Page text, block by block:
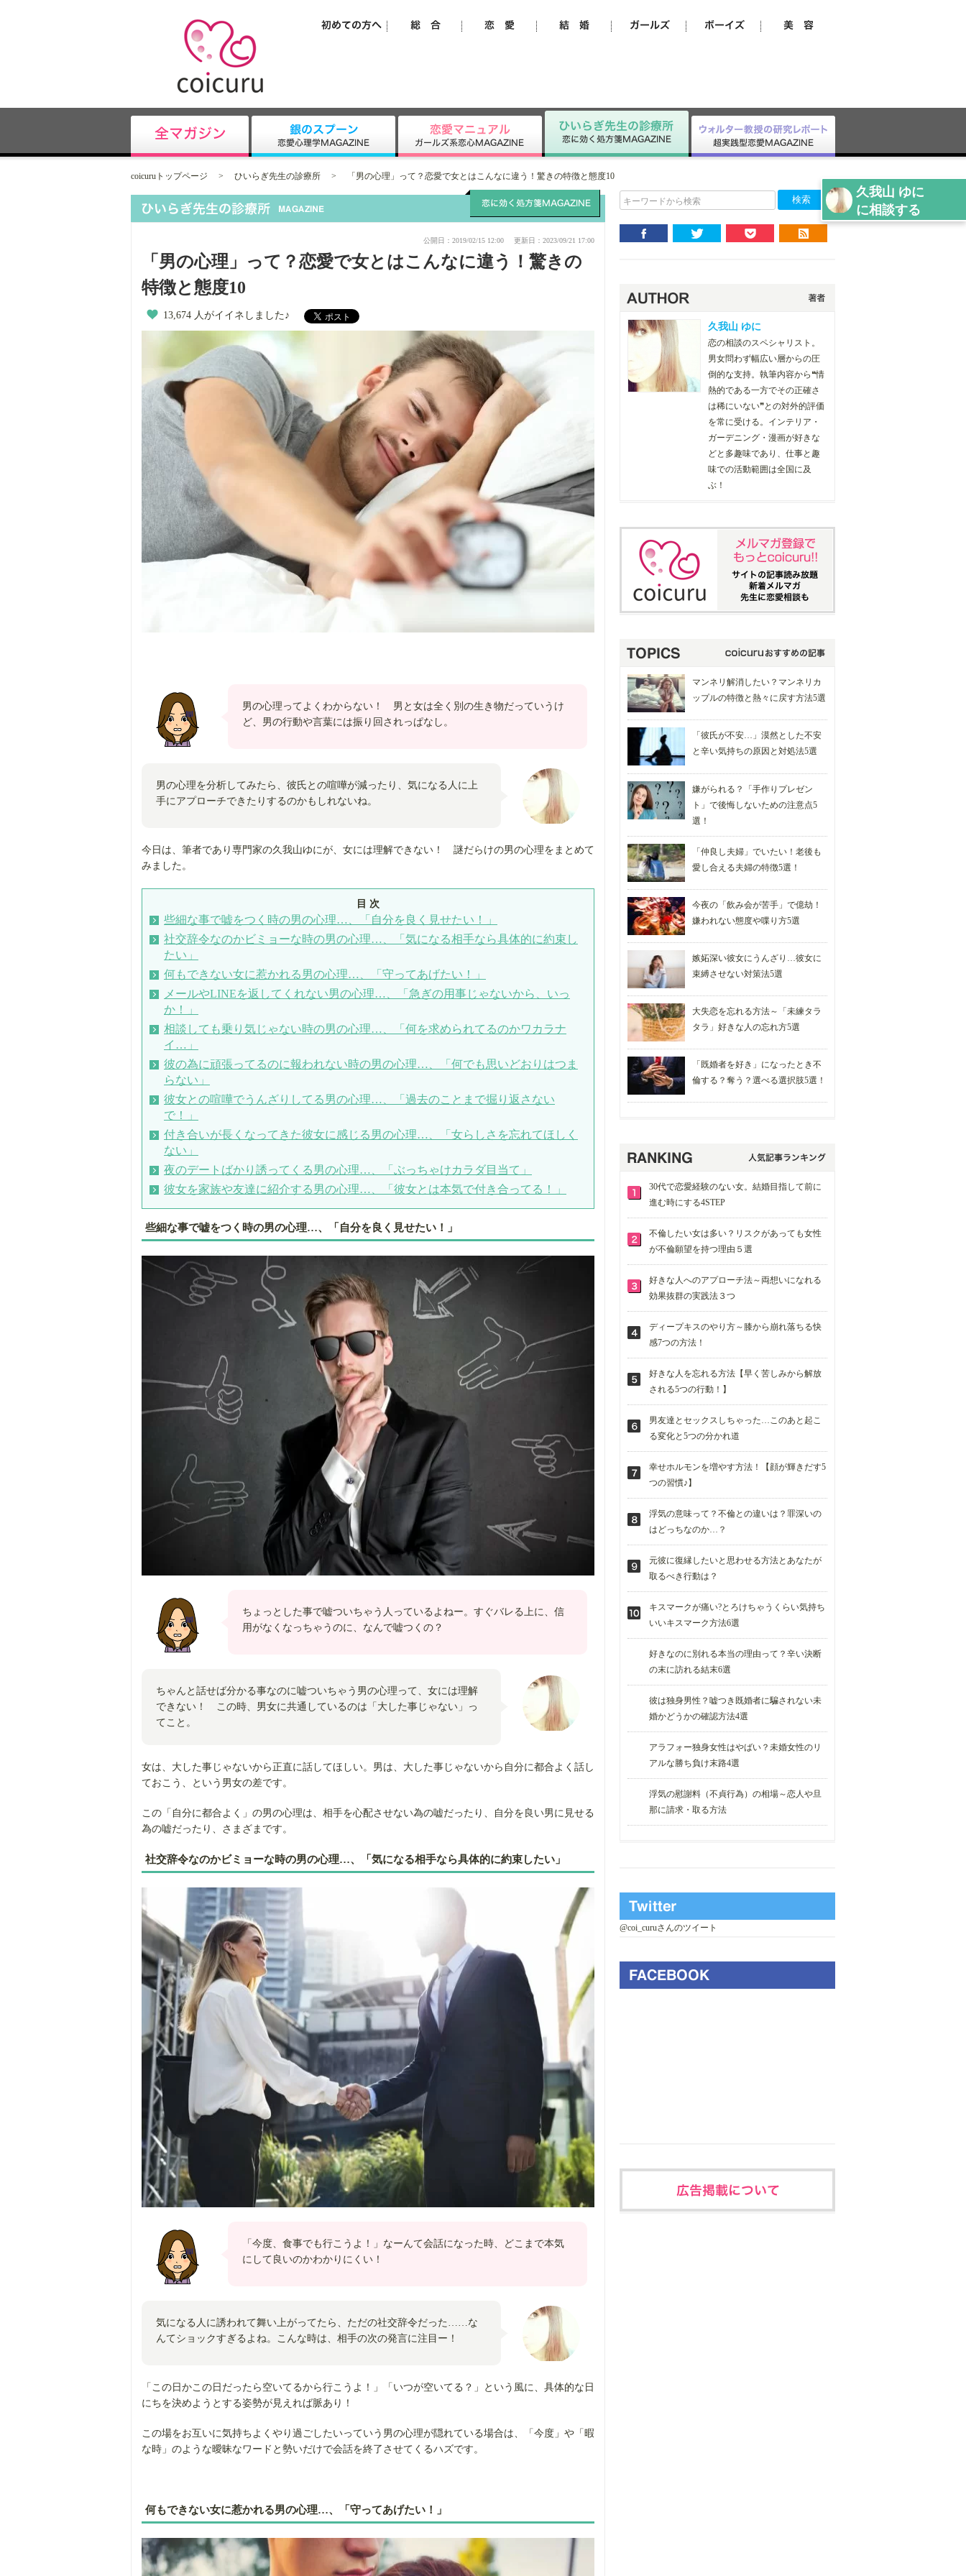
久我山 ゆに
に相談する
coicuruトップページ > ひいらぎ先生の診療所 > 「男の心理」って？恋愛で女とはこんなに違う！驚きの特徴と態度10
公開日：2019/02/15 12:00 更新日：2023/09/21 17:00
「男の心理」って？恋愛で女とはこんなに違う！驚きの
特徴と態度10
13,674 人がイイネしました♪
男の心理ってよくわからない！ 男と女は全く別の生き物だっていうけ
ど、男の行動や言葉には振り回されっぱなし。
男の心理を分析してみたら、彼氏との喧嘩が減ったり、気になる人に上
手にアプローチできたりするのかもしれないね。
今日は、筆者であり専門家の久我山ゆにが、女には理解できない！ 謎だらけの男の心理をまとめて
みました。
目 次
些細な事で嘘をつく時の男の心理…、「自分を良く見せたい！」
社交辞令なのかビミョーな時の男の心理…、「気になる相手なら具体的に約束し
たい」
何もできない女に惹かれる男の心理…、「守ってあげたい！」
メールやLINEを返してくれない男の心理…、「急ぎの用事じゃないから、いっ
か！」
相談しても乗り気じゃない時の男の心理…、「何を求められてるのかワカラナ
イ…」
彼の為に頑張ってるのに報われない時の男の心理…、「何でも思いどおりはつま
らない」
彼女との喧嘩でうんざりしてる男の心理…、「過去のことまで掘り返さない
で！」
付き合いが長くなってきた彼女に感じる男の心理…、「女らしさを忘れてほしく
ない」
夜のデートばかり誘ってくる男の心理…、「ぶっちゃけカラダ目当て」
彼女を家族や友達に紹介する男の心理…、「彼女とは本気で付き合ってる！」
些細な事で嘘をつく時の男の心理…、「自分を良く見せたい！」
ちょっとした事で嘘ついちゃう人っているよねー。すぐバレる上に、信
用がなくなっちゃうのに、なんで嘘つくの？
ちゃんと話せば分かる事なのに嘘ついちゃう男の心理って、女には理解
できない！ この時、男女に共通しているのは「大した事じゃない」っ
てこと。
女は、大した事じゃないから正直に話してほしい。男は、大した事じゃないから自分に都合よく話し
ておこう、という男女の差です。
この「自分に都合よく」の男の心理は、相手を心配させない為の嘘だったり、自分を良い男に見せる
為の嘘だったり、さまざまです。
社交辞令なのかビミョーな時の男の心理…、「気になる相手なら具体的に約束したい」
「今度、食事でも行こうよ！」なーんて会話になった時、どこまで本気
にして良いのかわかりにくい！
気になる人に誘われて舞い上がってたら、ただの社交辞令だった……な
んてショックすぎるよね。こんな時は、相手の次の発言に注目ー！
「この日かこの日だったら空いてるから行こうよ！」「いつが空いてる？」という風に、具体的な日
にちを決めようとする姿勢が見えれば脈あり！
この場をお互いに気持ちよくやり過ごしたいっていう男の心理が隠れている場合は、「今度」や「暇
な時」のような曖昧なワードと勢いだけで会話を終了させてくるハズです。
何もできない女に惹かれる男の心理…、「守ってあげたい！」
キーワードから検索
久我山 ゆに
恋の相談のスペシャリスト。
男女問わず幅広い層からの圧
倒的な支持。執筆内容から❝情
熱的である一方でその正確さ
は稀にいない❞との対外的評価
を常に受ける。インテリア・
ガーデニング・漫画が好きな
どと多趣味であり、仕事と趣
味での活動範囲は全国に及
ぶ！
マンネリ解消したい？マンネリカ
ップルの特徴と熱々に戻す方法5選
「彼氏が不安…」漠然とした不安
と辛い気持ちの原因と対処法5選
嫌がられる？「手作りプレゼン
ト」で後悔しないための注意点5
選！
「仲良し夫婦」でいたい！老後も
愛し合える夫婦の特徴5選！
今夜の「飲み会が苦手」で億劫！
嫌われない態度や喋り方5選
嫉妬深い彼女にうんざり…彼女に
束縛させない対策法5選
大失恋を忘れる方法～「未練タラ
タラ」好きな人の忘れ方5選
「既婚者を好き」になったとき不
倫する？奪う？選べる選択肢5選！
30代で恋愛経験のない女。結婚目指して前に
進む時にする4STEP
不倫したい女は多い？リスクがあっても女性
が不倫願望を持つ理由５選
好きな人へのアプローチ法～両想いになれる
効果抜群の実践法３つ
ディープキスのやり方～膝から崩れ落ちる快
感7つの方法！
好きな人を忘れる方法【早く苦しみから解放
される5つの行動！】
男友達とセックスしちゃった…このあと起こ
る変化と5つの分かれ道
幸せホルモンを増やす方法！【顔が輝きだす5
つの習慣♪】
浮気の意味って？不倫との違いは？罪深いの
はどっちなのか…？
元彼に復縁したいと思わせる方法とあなたが
取るべき行動は？
キスマークが痛い?とろけちゃうくらい気持ち
いいキスマーク方法6選
好きなのに別れる本当の理由って？辛い決断
の末に訪れる結末6選
彼は独身男性？嘘つき既婚者に騙されない未
婚かどうかの確認方法4選
アラフォー独身女性はやばい？未婚女性のリ
アルな勝ち負け末路4選
浮気の慰謝料（不貞行為）の相場～恋人や旦
那に請求・取る方法
@coi_curuさんのツイート